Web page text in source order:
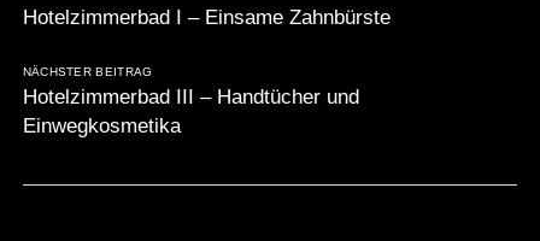
Hotelzimmerbad I – Einsame Zahnbürste
NÄCHSTER BEITRAG
Hotelzimmerbad III – Handtücher und
Einwegkosmetika